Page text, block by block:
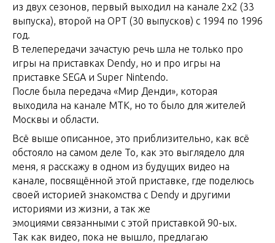
из двух сезонов, первый выходил на канале 2х2 (33
выпуска), второй на ОРТ (30 выпусков) с 1994 по 1996
год.
В телепередачи зачастую речь шла не только про
игры на приставках Dendy, но и про игры на
приставке SEGA и Super Nintendo.
После была передача «Мир Денди», которая
выходила на канале МТК, но то было для жителей
Москвы и области.
Всё выше описанное, это приблизительно, как всё
обстояло на самом деле То, как это выглядело для
меня, я расскажу в одном из будущих видео на
канале, посвящённой этой приставке, где поделюсь
своей историей знакомства с Dendy и другими
историями из жизни, а так же
эмоциями связанными с этой приставкой 90-ых.
Так как видео, пока не вышло, предлагаю